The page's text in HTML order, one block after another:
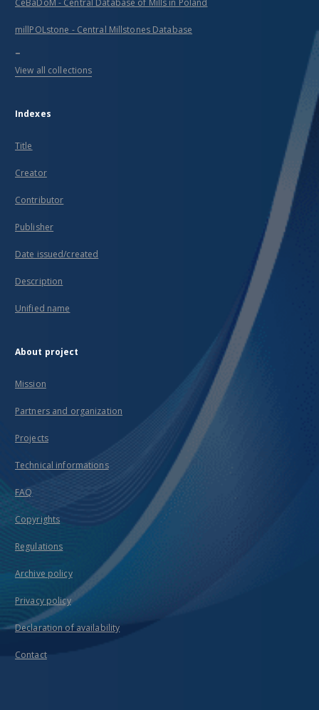
CeBaDoM - Central Database of Mills in Poland
millPOLstone - Central Millstones Database
...
View all collections
Indexes
Title
Creator
Contributor
Publisher
Date issued/created
Description
Unified name
About project
Mission
Partners and organization
Projects
Technical informations
FAQ
Copyrights
Regulations
Archive policy
Privacy policy
Declaration of availability
Contact